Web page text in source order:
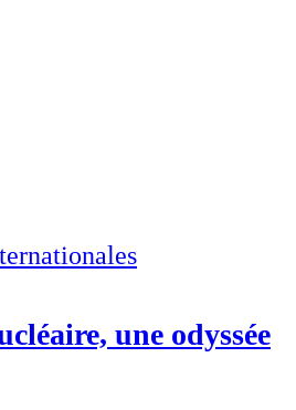
une odyssée